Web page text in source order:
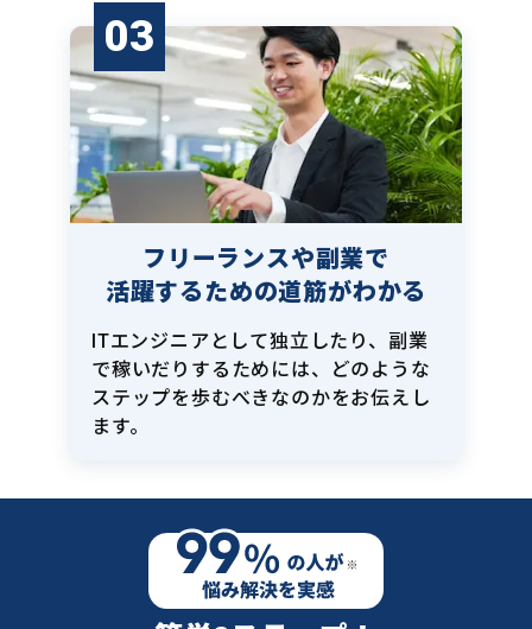
03
フリーランスや副業で
活躍するための道筋がわかる
ITエンジニアとして独立したり、副業
で稼いだりするためには、どのような
ステップを歩むべきなのかをお伝えし
ます。